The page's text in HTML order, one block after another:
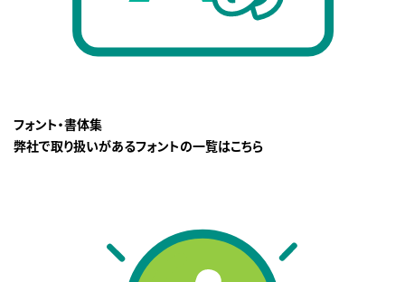
フォント・書体集
弊社で取り扱いがあるフォントの一覧はこちら